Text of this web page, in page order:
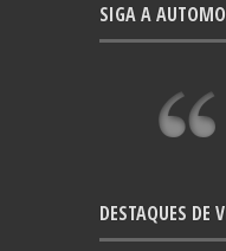
SIGA A
DESTAQUES DE